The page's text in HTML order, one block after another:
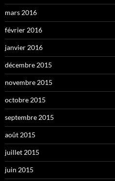
mars 2016
février 2016
janvier 2016
décembre 2015
novembre 2015
octobre 2015
septembre 2015
août 2015
juillet 2015
juin 2015